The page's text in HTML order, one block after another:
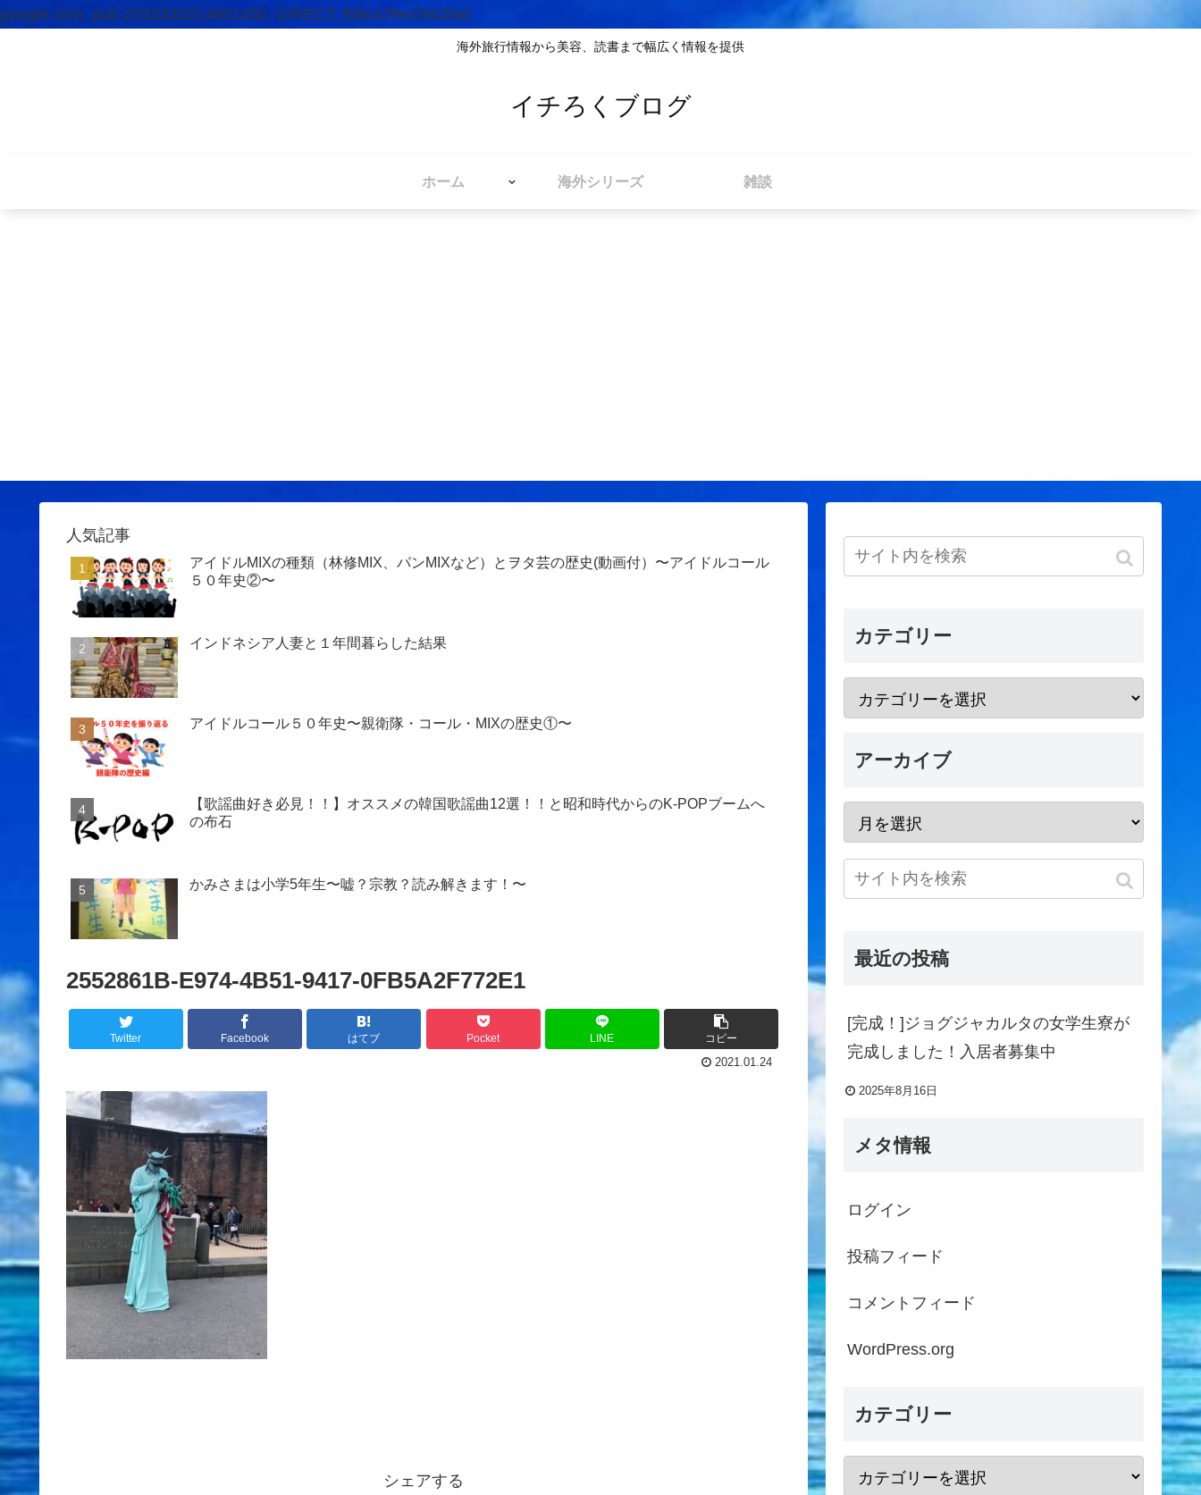
google.com, pub-2015332214601450, DIRECT, f08c47fec0942fa0
海外旅行情報から美容、読書まで幅広く情報を提供
イチろくブログ
ホーム 海外シリーズ 雑談
人気記事
アイドルMIXの種類（林修MIX、パンMIXなど）とヲタ芸の歴史(動画付）〜アイドルコール
５０年史②〜
インドネシア人妻と１年間暮らした結果
アイドルコール５０年史〜親衛隊・コール・MIXの歴史①〜
【歌謡曲好き必見！！】オススメの韓国歌謡曲12選！！と昭和時代からのK-POPブームへ
の布石
かみさまは小学5年生〜嘘？宗教？読み解きます！〜
2552861B-E974-4B51-9417-0FB5A2F772E1
Twitter Facebook はてブ Pocket LINE
コピー
2021.01.24
シェアする
カテゴリー
アーカイブ
最近の投稿
[完成！]ジョグジャカルタの女学生寮が
完成しました！入居者募集中
2025年8月16日
メタ情報
ログイン
投稿フィード
コメントフィード
WordPress.org
カテゴリー